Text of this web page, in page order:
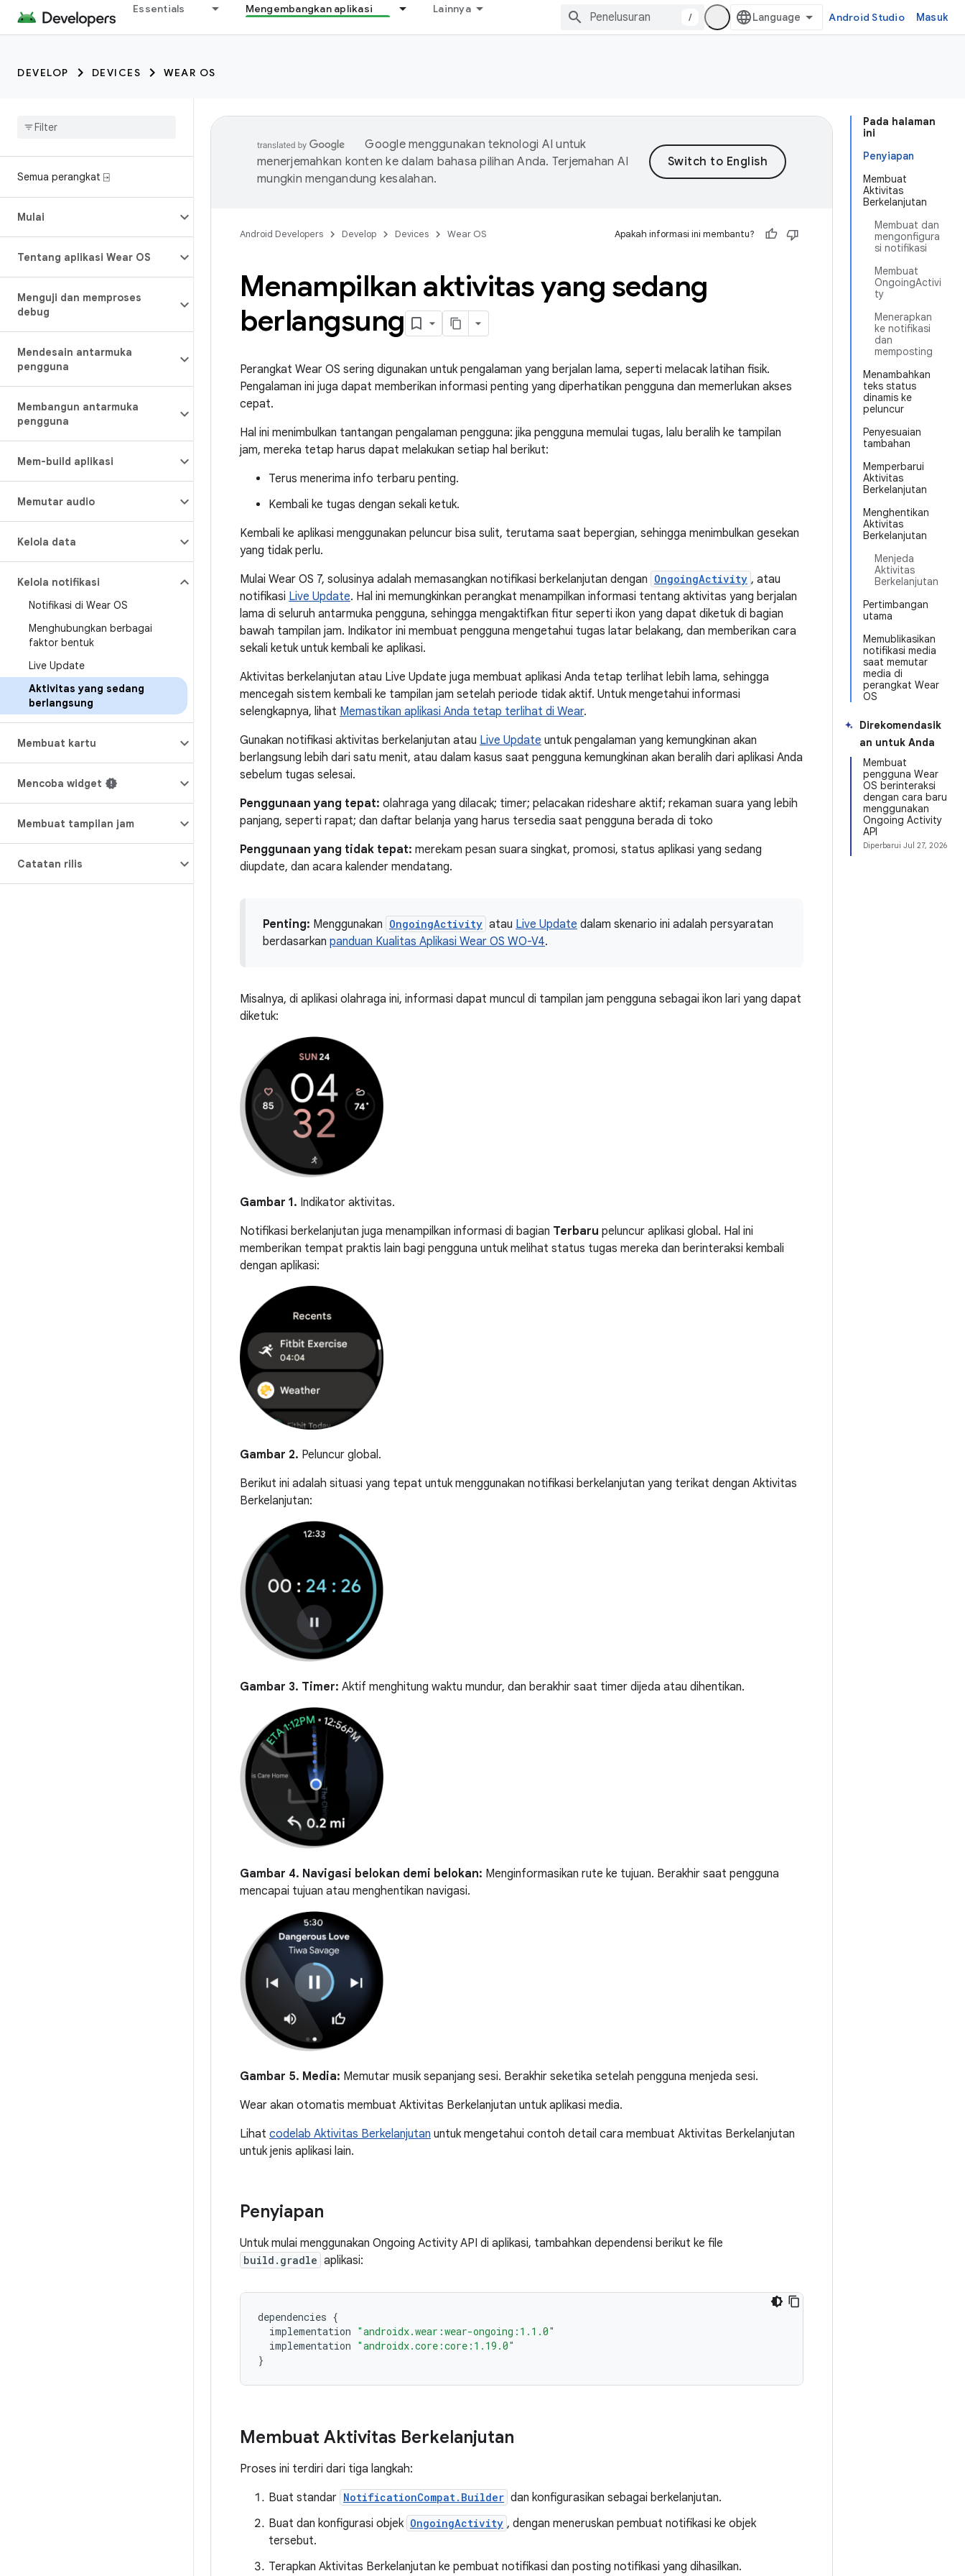
Essentials Mengembangkan aplikasi Lainnya
/ Android Studio Masuk
DEVELOP DEVICES WEAR OS
Semua perangkat ⍈
Mulai
Tentang aplikasi Wear OS
Menguji dan memproses
debug
Mendesain antarmuka
pengguna
Membangun antarmuka
pengguna
Mem-build aplikasi
Memutar audio
Kelola data
Kelola notifikasi
Notifikasi di Wear OS
Menghubungkan berbagai
faktor bentuk
Live Update
Aktivitas yang sedang
berlangsung
Membuat kartu
Mencoba widget
Membuat tampilan jam
Catatan rilis
Pada halaman
ini
Penyiapan
Membuat
Aktivitas
Berkelanjutan
Membuat dan
mengonfigura
si notifikasi
Membuat
OngoingActivi
ty
Menerapkan
ke notifikasi
dan
memposting
Menambahkan
teks status
dinamis ke
peluncur
Penyesuaian
tambahan
Memperbarui
Aktivitas
Berkelanjutan
Menghentikan
Aktivitas
Berkelanjutan
Menjeda
Aktivitas
Berkelanjutan
Pertimbangan
utama
Memublikasikan
notifikasi media
saat memutar
media di
perangkat Wear
OS
Direkomendasik
an untuk Anda
Membuat
pengguna Wear
OS berinteraksi
dengan cara baru
menggunakan
Ongoing Activity
API
Diperbarui Jul 27, 2026
Google menggunakan teknologi AI untuk
menerjemahkan konten ke dalam bahasa pilihan Anda. Terjemahan AI
mungkin mengandung kesalahan.
Android Developers Develop Devices Wear OS Apakah informasi ini membantu?
Menampilkan aktivitas yang sedang
berlangsung
Perangkat Wear OS sering digunakan untuk pengalaman yang berjalan lama, seperti melacak latihan fisik.
Pengalaman ini juga dapat memberikan informasi penting yang diperhatikan pengguna dan memerlukan akses
cepat.
Hal ini menimbulkan tantangan pengalaman pengguna: jika pengguna memulai tugas, lalu beralih ke tampilan
jam, mereka tetap harus dapat melakukan setiap hal berikut:
Terus menerima info terbaru penting.
Kembali ke tugas dengan sekali ketuk.
Kembali ke aplikasi menggunakan peluncur bisa sulit, terutama saat bepergian, sehingga menimbulkan gesekan
yang tidak perlu.
Mulai Wear OS 7, solusinya adalah memasangkan notifikasi berkelanjutan dengan OngoingActivity , atau
notifikasi Live Update. Hal ini memungkinkan perangkat menampilkan informasi tentang aktivitas yang berjalan
lama di seluruh antarmuka pengguna, sehingga mengaktifkan fitur seperti ikon yang dapat diketuk di bagian
bawah tampilan jam. Indikator ini membuat pengguna mengetahui tugas latar belakang, dan memberikan cara
sekali ketuk untuk kembali ke aplikasi.
Aktivitas berkelanjutan atau Live Update juga membuat aplikasi Anda tetap terlihat lebih lama, sehingga
mencegah sistem kembali ke tampilan jam setelah periode tidak aktif. Untuk mengetahui informasi
selengkapnya, lihat Memastikan aplikasi Anda tetap terlihat di Wear.
Gunakan notifikasi aktivitas berkelanjutan atau Live Update untuk pengalaman yang kemungkinan akan
berlangsung lebih dari satu menit, atau dalam kasus saat pengguna kemungkinan akan beralih dari aplikasi Anda
sebelum tugas selesai.
Penggunaan yang tepat: olahraga yang dilacak; timer; pelacakan rideshare aktif; rekaman suara yang lebih
panjang, seperti rapat; dan daftar belanja yang harus tersedia saat pengguna berada di toko
Penggunaan yang tidak tepat: merekam pesan suara singkat, promosi, status aplikasi yang sedang
diupdate, dan acara kalender mendatang.
Penting: Menggunakan OngoingActivity atau Live Update dalam skenario ini adalah persyaratan
berdasarkan panduan Kualitas Aplikasi Wear OS WO-V4.
Misalnya, di aplikasi olahraga ini, informasi dapat muncul di tampilan jam pengguna sebagai ikon lari yang dapat
diketuk:
Gambar 1. Indikator aktivitas.
Notifikasi berkelanjutan juga menampilkan informasi di bagian Terbaru peluncur aplikasi global. Hal ini
memberikan tempat praktis lain bagi pengguna untuk melihat status tugas mereka dan berinteraksi kembali
dengan aplikasi:
Gambar 2. Peluncur global.
Berikut ini adalah situasi yang tepat untuk menggunakan notifikasi berkelanjutan yang terikat dengan Aktivitas
Berkelanjutan:
Gambar 3. Timer: Aktif menghitung waktu mundur, dan berakhir saat timer dijeda atau dihentikan.
Gambar 4. Navigasi belokan demi belokan: Menginformasikan rute ke tujuan. Berakhir saat pengguna
mencapai tujuan atau menghentikan navigasi.
Gambar 5. Media: Memutar musik sepanjang sesi. Berakhir seketika setelah pengguna menjeda sesi.
Wear akan otomatis membuat Aktivitas Berkelanjutan untuk aplikasi media.
Lihat codelab Aktivitas Berkelanjutan untuk mengetahui contoh detail cara membuat Aktivitas Berkelanjutan
untuk jenis aplikasi lain.
Penyiapan
Untuk mulai menggunakan Ongoing Activity API di aplikasi, tambahkan dependensi berikut ke file
build.gradle aplikasi:
dependencies {
implementation "androidx.wear:wear-ongoing:1.1.0"
implementation "androidx.core:core:1.19.0"
}
Membuat Aktivitas Berkelanjutan
Proses ini terdiri dari tiga langkah:
Buat standar NotificationCompat.Builder dan konfigurasikan sebagai berkelanjutan.
Buat dan konfigurasi objek OngoingActivity , dengan meneruskan pembuat notifikasi ke objek
tersebut.
Terapkan Aktivitas Berkelanjutan ke pembuat notifikasi dan posting notifikasi yang dihasilkan.